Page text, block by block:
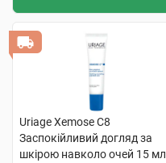
Uriage Xemose C8
Заспокійливий догляд за
шкірою навколо очей 15 мл